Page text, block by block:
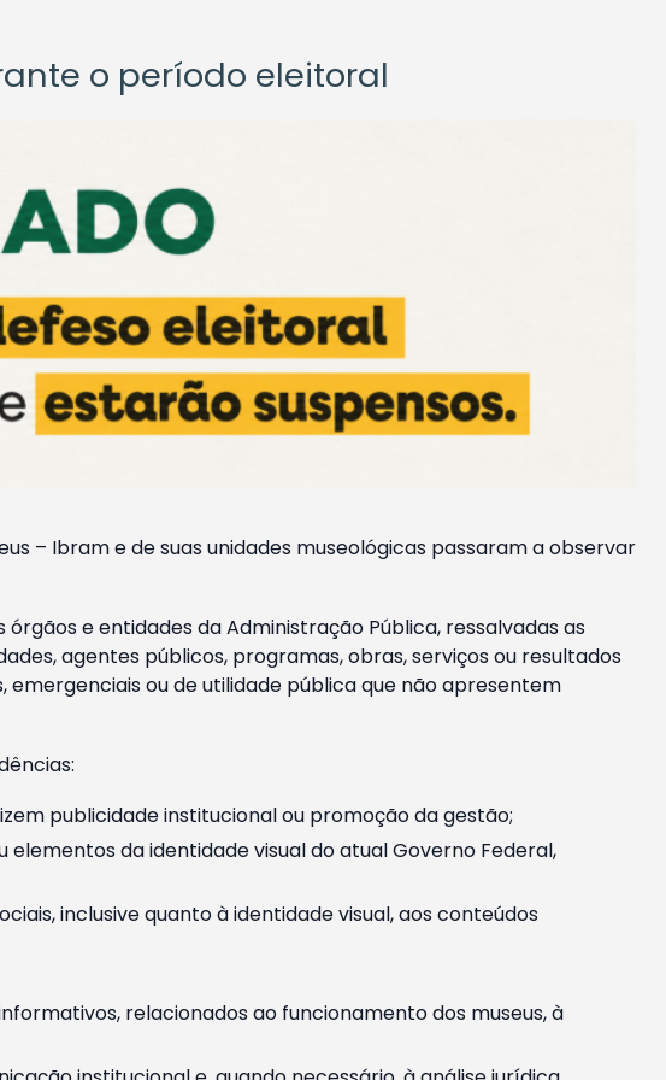
o período eleitoral
– Ibram e de suas unidades museológicas passaram a observar
e entidades da Administração Pública, ressalvadas as
agentes públicos, programas, obras, serviços ou resultados
ou de utilidade pública que não apresentem
publicidade institucional ou promoção da gestão;
da identidade visual do atual Governo Federal,
inclusive quanto à identidade visual, aos conteúdos
relacionados ao funcionamento dos museus, à